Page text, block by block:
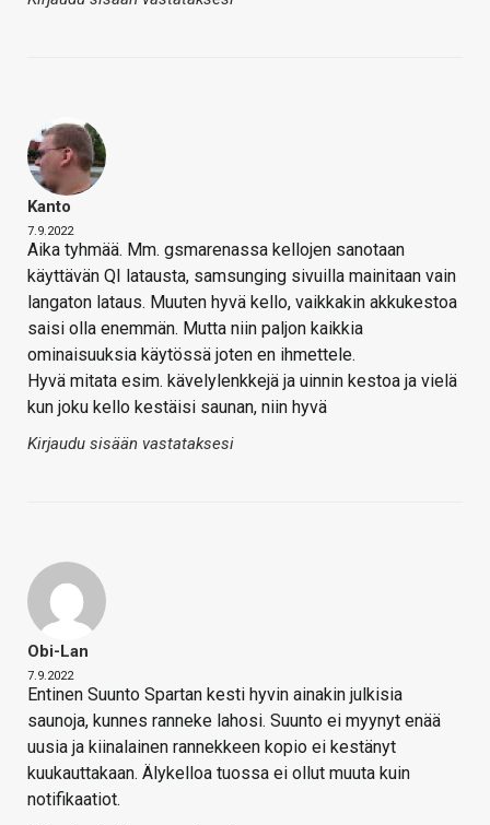
Kanto
7.9.2022
Aika tyhmää. Mm. gsmarenassa kellojen sanotaan
käyttävän QI latausta, samsunging sivuilla mainitaan vain
langaton lataus. Muuten hyvä kello, vaikkakin akkukestoa
saisi olla enemmän. Mutta niin paljon kaikkia
ominaisuuksia käytössä joten en ihmettele.
Hyvä mitata esim. kävelylenkkejä ja uinnin kestoa ja vielä
kun joku kello kestäisi saunan, niin hyvä
Kirjaudu sisään vastataksesi
Obi-Lan
7.9.2022
Entinen Suunto Spartan kesti hyvin ainakin julkisia
saunoja, kunnes ranneke lahosi. Suunto ei myynyt enää
uusia ja kiinalainen rannekkeen kopio ei kestänyt
kuukauttakaan. Älykelloa tuossa ei ollut muuta kuin
notifikaatiot.